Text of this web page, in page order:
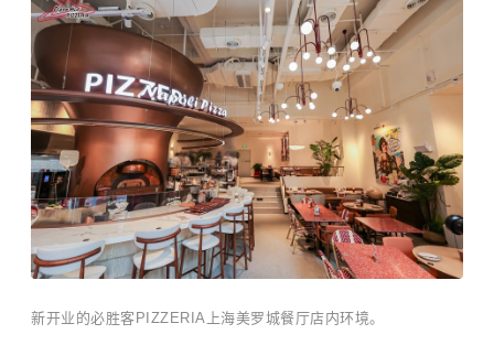
新开业的必胜客PIZZERIA上海美罗城餐厅店内环境。